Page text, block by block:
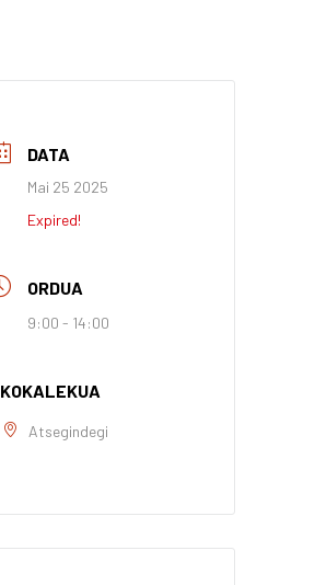
DATA
Mai 25 2025
Expired!
ORDUA
9:00 - 14:00
KOKALEKUA
Atsegindegi